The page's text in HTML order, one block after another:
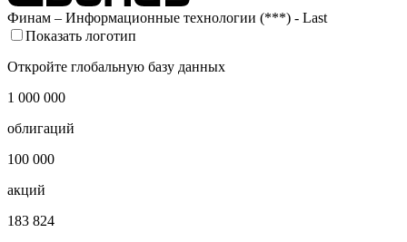
Финам – Информационные технологии (***) - Last
Показать логотип
Откройте глобальную базу данных
1 000 000
облигаций
100 000
акций
183 824